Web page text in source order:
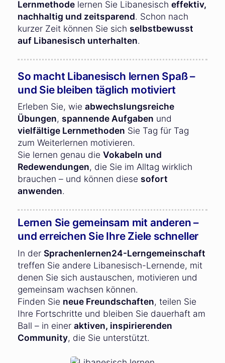
Lernmethode lernen Sie Libanesisch effektiv,
nachhaltig und zeitsparend. Schon nach
kurzer Zeit können Sie sich selbstbewusst
auf Libanesisch unterhalten.
So macht Libanesisch lernen Spaß –
und Sie bleiben täglich motiviert
Erleben Sie, wie abwechslungsreiche
Übungen, spannende Aufgaben und
vielfältige Lernmethoden Sie Tag für Tag
zum Weiterlernen motivieren.
Sie lernen genau die Vokabeln und
Redewendungen, die Sie im Alltag wirklich
brauchen – und können diese sofort
anwenden.
Lernen Sie gemeinsam mit anderen –
und erreichen Sie Ihre Ziele schneller
In der Sprachenlernen24-Lerngemeinschaft
treffen Sie andere Libanesisch-Lernende, mit
denen Sie sich austauschen, motivieren und
gemeinsam wachsen können.
Finden Sie neue Freundschaften, teilen Sie
Ihre Fortschritte und bleiben Sie dauerhaft am
Ball – in einer aktiven, inspirierenden
Community, die Sie unterstützt.